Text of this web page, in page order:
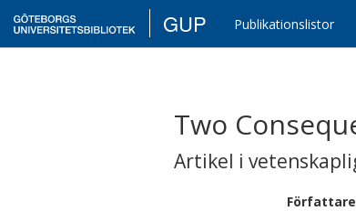
GUP Publikationslistor
Two
Artikel i
Författare